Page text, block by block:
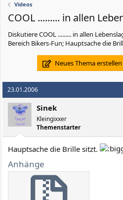
Videos
COOL ......... in allen
DiskutiereCOOL ......... in allen
Bereich Bikers-Fun; Hauptsache die
Neues Thema erstellen
23.01.2006
Sinek
Kleingixxer
Themenstarter
Hauptsache die Brille sitzt.
Anhänge